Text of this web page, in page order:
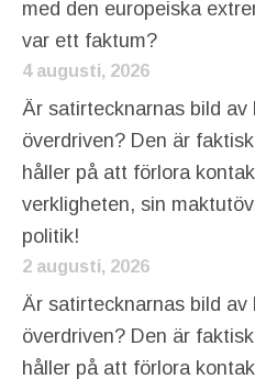
med den europeiska
var ett faktum?
4 augusti, 2026
Är satirtecknarnas bild av
överdriven? Den är
håller på att förlora
verkligheten, sin
politik!
2 augusti, 2026
Är satirtecknarnas bild av
överdriven? Den är
håller på att förlora